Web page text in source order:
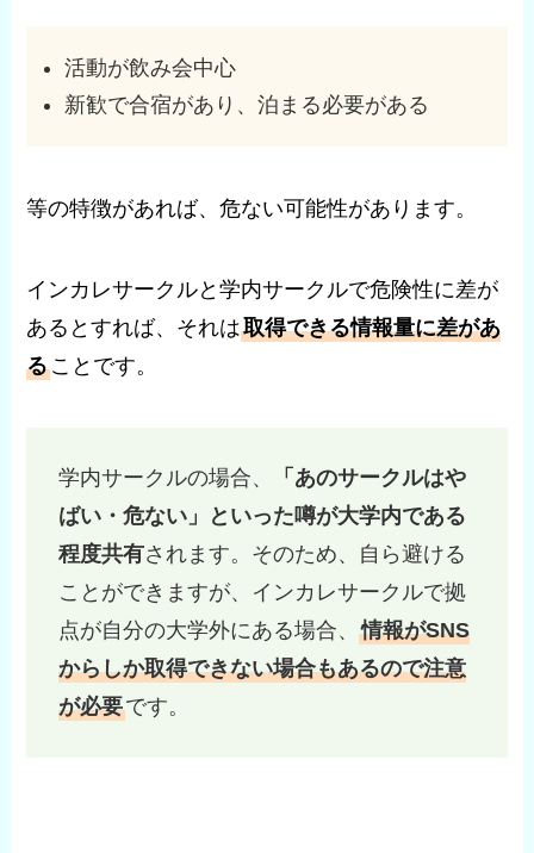
活動が飲み会中心
新歓で合宿があり、泊まる必要がある
等の特徴があれば、危ない可能性があります。
インカレサークルと学内サークルで危険性に差が
あるとすれば、それは取得できる情報量に差があ
ることです。
学内サークルの場合、
「あのサークルはや
ばい・危ない」といった噂が大学内である
程度共有されます。そのため、自ら避ける
ことができますが、インカレサークルで拠
点が自分の大学外にある場合、情報がSNS
からしか取得できない場合もあるので注意
が必要です。